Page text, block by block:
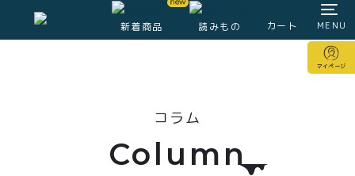
新着商品 読みもの カート
マイページ
MENU
コラム
Column